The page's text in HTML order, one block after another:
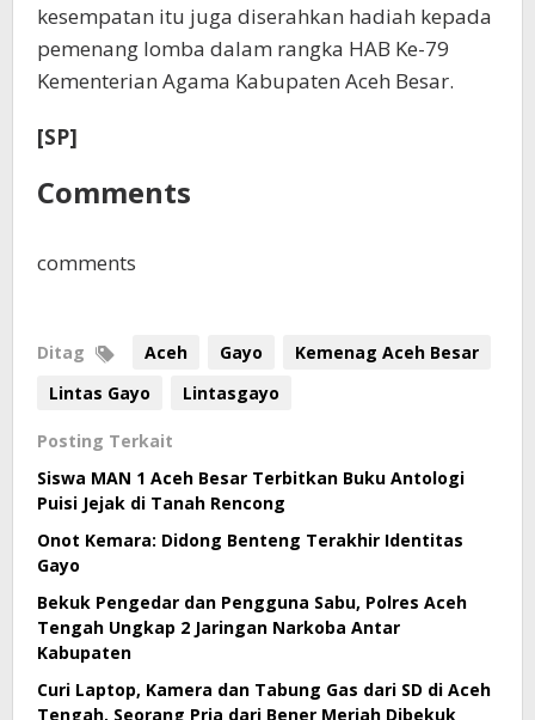
kesempatan itu juga diserahkan hadiah kepada
pemenang lomba dalam rangka HAB Ke-79
Kementerian Agama Kabupaten Aceh Besar.
[SP]
Comments
comments
Ditag Aceh Gayo
Kemenag Aceh Besar
Lintas Gayo
Lintasgayo
Posting Terkait
Siswa MAN 1 Aceh Besar Terbitkan Buku Antologi
Puisi Jejak di Tanah Rencong
Onot Kemara: Didong Benteng Terakhir Identitas
Gayo
Bekuk Pengedar dan Pengguna Sabu, Polres Aceh
Tengah Ungkap 2 Jaringan Narkoba Antar
Kabupaten
Curi Laptop, Kamera dan Tabung Gas dari SD di Aceh
Tengah, Seorang Pria dari Bener Meriah Dibekuk